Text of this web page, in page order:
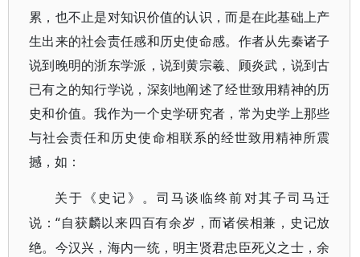
累，也不止是对知识价值的认识，而是在此基础上产
生出来的社会责任感和历史使命感。作者从先秦诸子
说到晚明的浙东学派，说到黄宗羲、顾炎武，说到古
已有之的知行学说，深刻地阐述了经世致用精神的历
史和价值。我作为一个史学研究者，常为史学上那些
与社会责任和历史使命相联系的经世致用精神所震
撼，如：
关于《史记》。司马谈临终前对其子司马迁
说：“自获麟以来四百有余岁，而诸侯相兼，史记放
绝。今汉兴，海内一统，明主贤君忠臣死义之士，余